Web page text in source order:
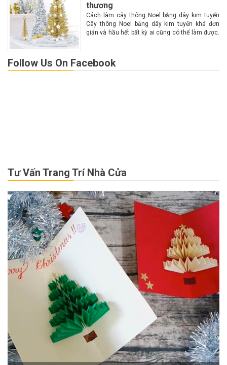
thương
Cách làm cây thông Noel bằng dây kim tuyến
Cây thông Noel bằng dây kim tuyến khá đơn
giản và hầu hết bất kỳ ai cũng có thể làm được.
Follow Us On Facebook
Tư Vấn Trang Trí Nhà Cửa